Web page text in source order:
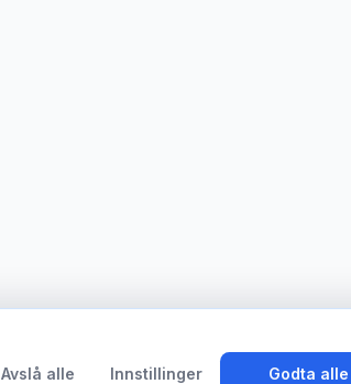
Avslå alle Innstillinger Godta alle